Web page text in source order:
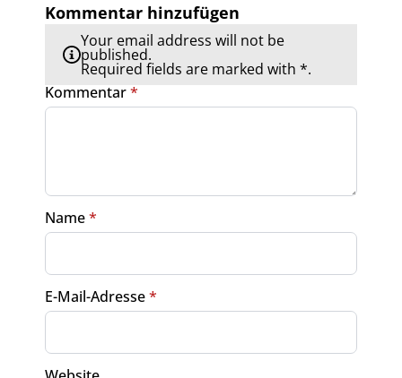
Kommentar hinzufügen
Your email address will not be
published.
Required fields are marked with *.
Kommentar*
Name*
E-Mail-Adresse*